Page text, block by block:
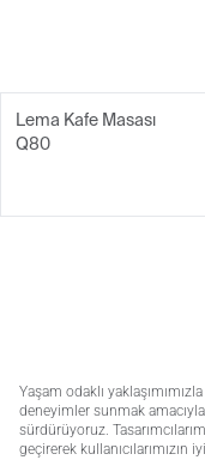
Lema Kafe Masası
Q80
Yaşam odaklı
deneyimler sunmak
sürdürüyoruz.
geçirerek